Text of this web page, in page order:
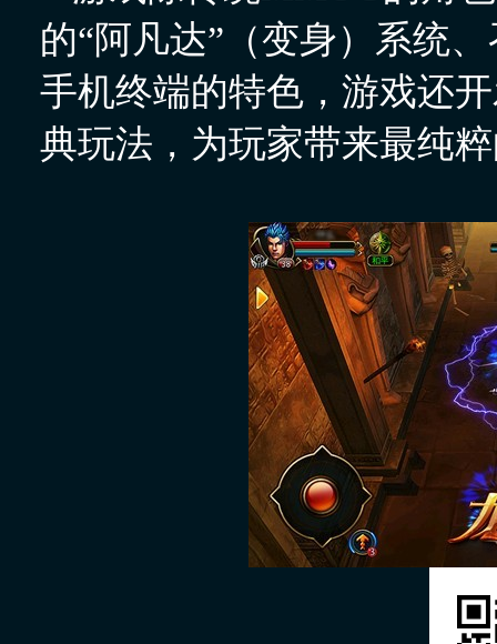
的“阿凡达”（变身）系统
手机终端的特色，游戏还
典玩法，为玩家带来最纯